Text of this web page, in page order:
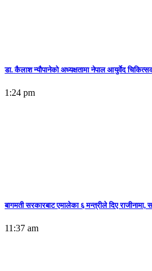
डा. कैलाश न्यौपानेको अध्यक्षतामा नेपाल आयुर्वेद
1:24 pm
बागमती सरकारबाट एमालेका ६ मन्त्रीले दिए राजीनामा,
11:37 am